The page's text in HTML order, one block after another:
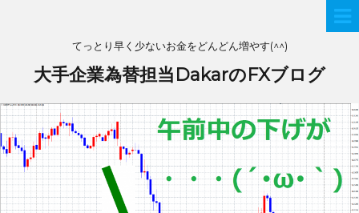
てっとり早く少ないお金をどんどん増やす(^^)
大手企業為替担当DakarのFXブログ